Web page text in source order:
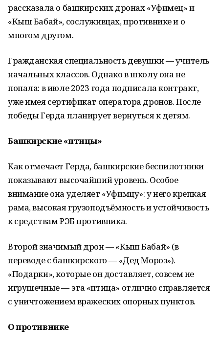
рассказала о башкирских дронах «Уфимец» и
«Кыш Бабай», сослуживцах, противнике и о
многом другом.
Гражданская специальность девушки — учитель
начальных классов. Однако в школу она не
попала: в июле 2023 года подписала контракт,
уже имея сертификат оператора дронов. После
победы Герда планирует вернуться к детям.
Башкирские «птицы»
Как отмечает Герда, башкирские беспилотники
показывают высочайший уровень. Особое
внимание она уделяет «Уфимцу»: у него крепкая
рама, высокая грузоподъёмность и устойчивость
к средствам РЭБ противника.
Второй значимый дрон — «Кыш Бабай» (в
переводе с башкирского — «Дед Мороз»).
«Подарки», которые он доставляет, совсем не
игрушечные — эта «птица» отлично справляется
с уничтожением вражеских опорных пунктов.
О противнике